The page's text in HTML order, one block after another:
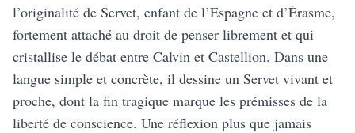
l’originalité de Servet, enfant de l’Espagne et d’Érasme,
fortement attaché au droit de penser librement et qui
cristallise le débat entre Calvin et Castellion. Dans une
langue simple et concrète, il dessine un Servet vivant et
proche, dont la fin tragique marque les prémisses de la
liberté de conscience. Une réflexion plus que jamais